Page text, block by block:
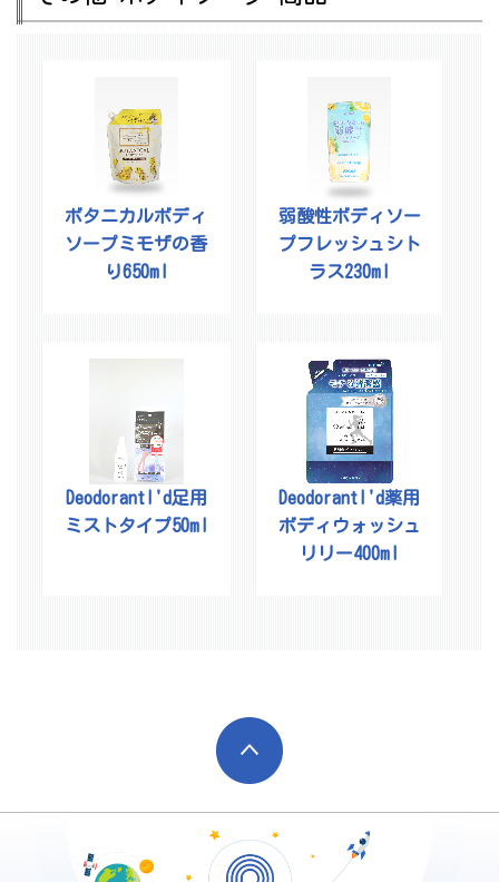
ボタニカルボディ
ソープミモザの香
り650ml
弱酸性ボディソー
プフレッシュシト
ラス230ml
DeodorantI'd足用
ミストタイプ50ml
DeodorantI'd薬用
ボディウォッシュ
リリー400ml